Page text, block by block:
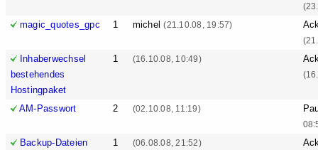
magic_quotes_gpc 1 michel(21.10.08, 19:57)
Inhaberwechsel
bestehendes
Hostingpaket
1 (16.10.08, 10:49)
AM-Passwort 2 (02.10.08, 11:19)
Backup-Dateien 1 (06.08.08, 21:52)